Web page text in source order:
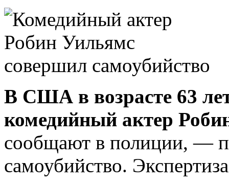
В США в возрасте 63
комедийный актер
сообщают в полиции, —
самоубийство.